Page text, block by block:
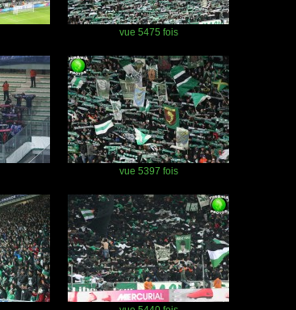
vue 5475 fois
vue 5397 fois